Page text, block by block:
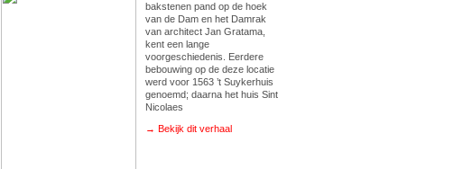
bakstenen pand op de hoek
van de Dam en het Damrak
van architect Jan Gratama,
kent een lange
voorgeschiedenis. Eerdere
bebouwing op de deze locatie
werd voor 1563 ’t Suykerhuis
genoemd; daarna het huis Sint
Nicolaes
→ Bekijk dit verhaal